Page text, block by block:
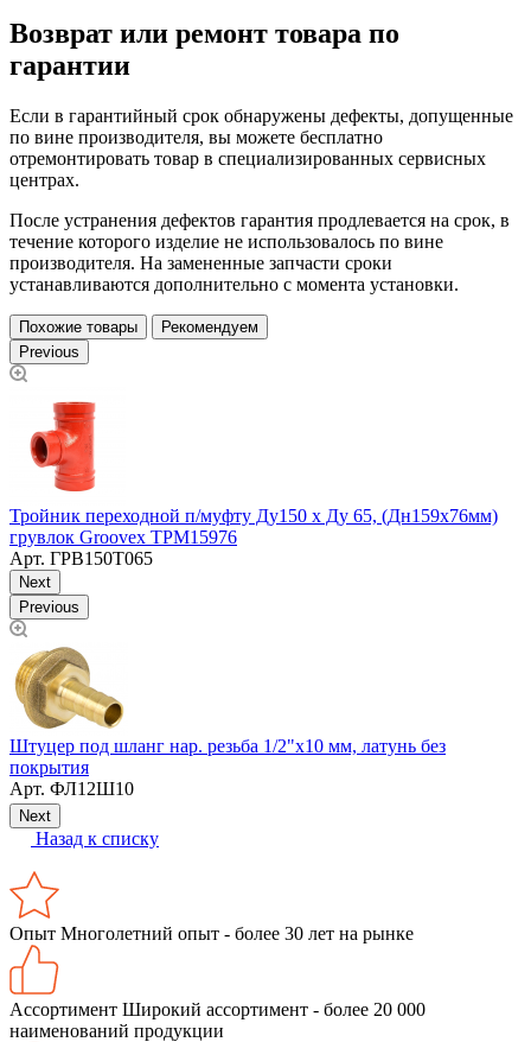
Возврат или ремонт товара по
гарантии
Если в гарантийный срок обнаружены дефекты, допущенные
по вине производителя, вы можете бесплатно
отремонтировать товар в специализированных сервисных
центрах.
После устранения дефектов гарантия продлевается на срок, в
течение которого изделие не использовалось по вине
производителя. На замененные запчасти сроки
устанавливаются дополнительно с момента установки.
Похожие товары
Рекомендуем
Previous
Тройник переходной п/муфту Ду150 х Ду 65, (Дн159х76мм)
грувлок Groovex TPM15976
Арт. ГРВ150Т065
Next
Previous
Штуцер под шланг нар. резьба 1/2"х10 мм, латунь без
покрытия
Арт. ФЛ12Ш10
Next
Назад к списку
Опыт Многолетний опыт - более 30 лет на рынке
Ассортимент Широкий ассортимент - более 20 000
наименований продукции